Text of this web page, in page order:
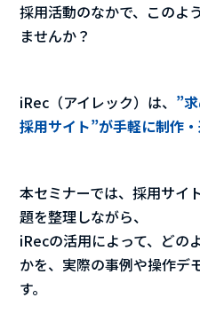
採用活動のなかで、このよ
ませんか？
iRec（アイレック）は、 ”
採用サイト”が手軽に制作
本セミナーでは、採用サイ
題を整理しながら、
iRecの活用によって、どの
かを、実際の事例や操作デ
す。